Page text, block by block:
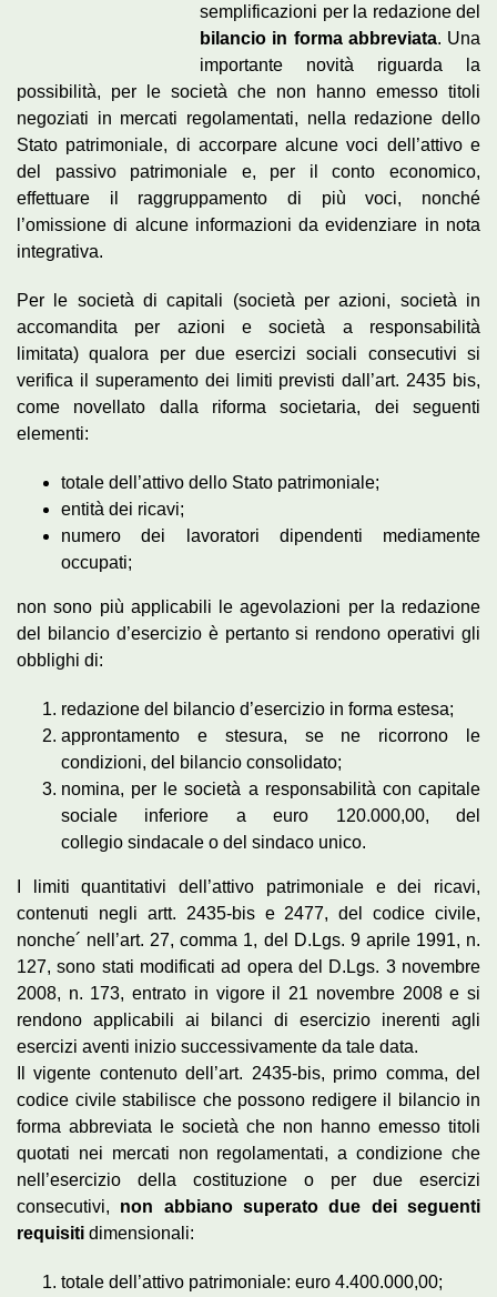
semplificazioni per la redazione del
bilancio in forma abbreviata. Una
importante novità riguarda la
possibilità, per le società che non hanno emesso titoli
negoziati in mercati regolamentati, nella redazione dello
Stato patrimoniale, di accorpare alcune voci dell’attivo e
del passivo patrimoniale e, per il conto economico,
effettuare il raggruppamento di più voci, nonché
l’omissione di alcune informazioni da evidenziare in nota
integrativa.
Per le società di capitali (società per azioni, società in
accomandita per azioni e società a responsabilità
limitata) qualora per due esercizi sociali consecutivi si
verifica il superamento dei limiti previsti dall’art. 2435 bis,
come novellato dalla riforma societaria, dei seguenti
elementi:
totale dell’attivo dello Stato patrimoniale;
entità dei ricavi;
numero dei lavoratori dipendenti mediamente
occupati;
non sono più applicabili le agevolazioni per la redazione
del bilancio d’esercizio è pertanto si rendono operativi gli
obblighi di:
redazione del bilancio d’esercizio in forma estesa;
approntamento e stesura, se ne ricorrono le
condizioni, del bilancio consolidato;
nomina, per le società a responsabilità con capitale
sociale inferiore a euro 120.000,00, del
collegio sindacale o del sindaco unico.
I limiti quantitativi dell’attivo patrimoniale e dei ricavi,
contenuti negli artt. 2435-bis e 2477, del codice civile,
nonche´ nell’art. 27, comma 1, del D.Lgs. 9 aprile 1991, n.
127, sono stati modificati ad opera del D.Lgs. 3 novembre
2008, n. 173, entrato in vigore il 21 novembre 2008 e si
rendono applicabili ai bilanci di esercizio inerenti agli
esercizi aventi inizio successivamente da tale data.
Il vigente contenuto dell’art. 2435-bis, primo comma, del
codice civile stabilisce che possono redigere il bilancio in
forma abbreviata le società che non hanno emesso titoli
quotati nei mercati non regolamentati, a condizione che
nell’esercizio della costituzione o per due esercizi
consecutivi, non abbiano superato due dei seguenti
requisiti dimensionali:
totale dell’attivo patrimoniale: euro 4.400.000,00;